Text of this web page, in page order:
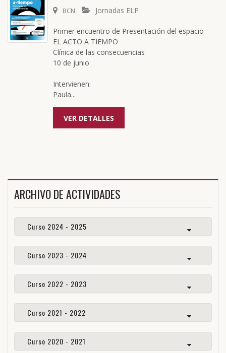
BCN Jornadas ELP
Primer encuentro de Presentación del espacio
EL ACTO A TIEMPO
Clínica de las consecuencias
10 de junio
Intervienen:
Paula...
VER DETALLES
ARCHIVO DE ACTIVIDADES
Curso 2024 - 2025
Curso 2023 - 2024
Curso 2022 - 2023
Curso 2021 - 2022
Curso 2020 - 2021